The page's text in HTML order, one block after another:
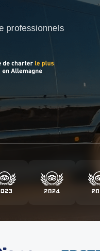
professionnels